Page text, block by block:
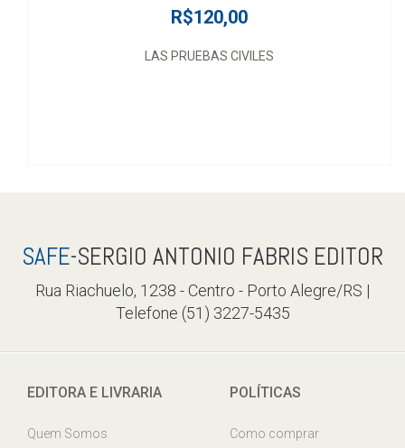
R$120,00
LAS PRUEBAS CIVILES
SAFE-SERGIO ANTONIO FABRIS EDITOR
Rua Riachuelo, 1238 - Centro - Porto Alegre/RS |
Telefone (51) 3227-5435
EDITORA E LIVRARIA
Quem Somos
POLÍTICAS
Como comprar